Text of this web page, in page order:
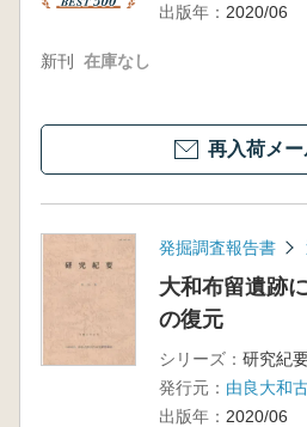
出版年： 2020/06
新刊 在庫なし
再入荷メ
発掘調査報告書
大和布留遺跡
の復元
シリーズ： 研究紀
発行元： 由良大和
出版年： 2020/06